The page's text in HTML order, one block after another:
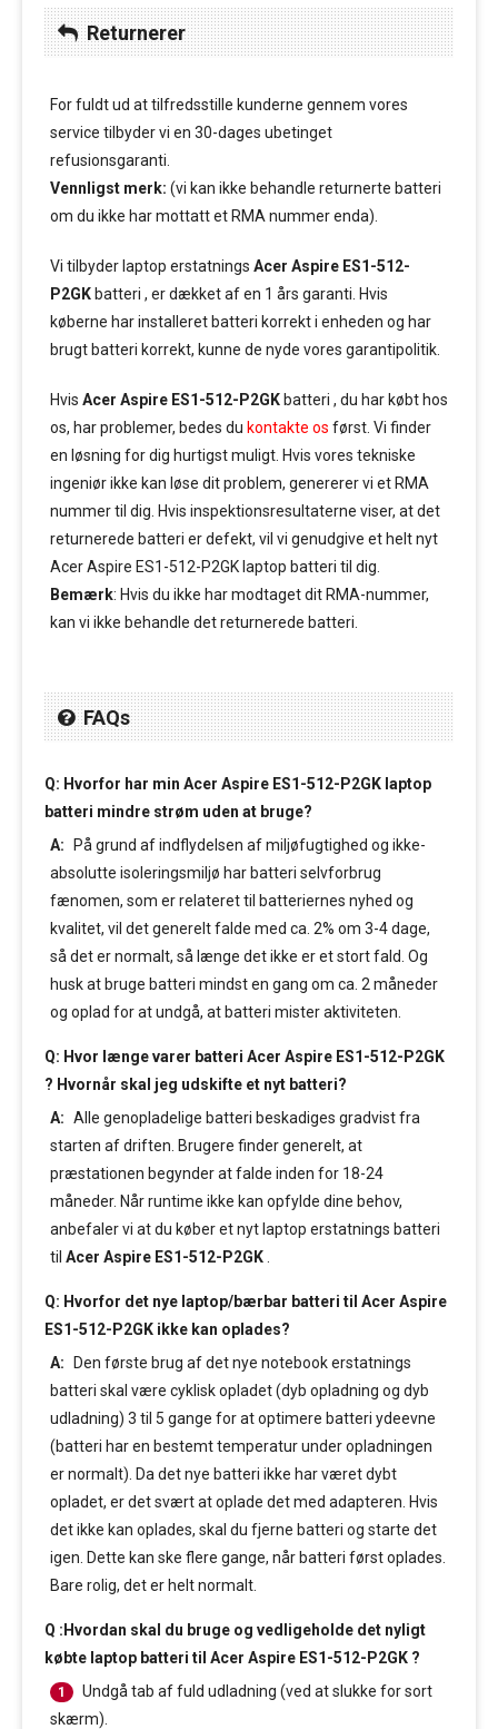
Returnerer
For fuldt ud at tilfredsstille kunderne gennem vores
service tilbyder vi en 30-dages ubetinget
refusionsgaranti.
Vennligst merk: (vi kan ikke behandle returnerte batteri
om du ikke har mottatt et RMA nummer enda).
Vi tilbyder laptop erstatnings Acer Aspire ES1-512-
P2GK batteri , er dækket af en 1 års garanti. Hvis
køberne har installeret batteri korrekt i enheden og har
brugt batteri korrekt, kunne de nyde vores garantipolitik.
Hvis Acer Aspire ES1-512-P2GK batteri , du har købt hos
os, har problemer, bedes du kontakte os først. Vi finder
en løsning for dig hurtigst muligt. Hvis vores tekniske
ingeniør ikke kan løse dit problem, genererer vi et RMA
nummer til dig. Hvis inspektionsresultaterne viser, at det
returnerede batteri er defekt, vil vi genudgive et helt nyt
Acer Aspire ES1-512-P2GK laptop batteri til dig.
Bemærk: Hvis du ikke har modtaget dit RMA-nummer,
kan vi ikke behandle det returnerede batteri.
FAQs
Q: Hvorfor har min Acer Aspire ES1-512-P2GK laptop
batteri mindre strøm uden at bruge?
A:
På grund af indflydelsen af miljøfugtighed og ikke-
absolutte isoleringsmiljø har batteri selvforbrug
fænomen, som er relateret til batteriernes nyhed og
kvalitet, vil det generelt falde med ca. 2% om 3-4 dage,
så det er normalt, så længe det ikke er et stort fald. Og
husk at bruge batteri mindst en gang om ca. 2 måneder
og oplad for at undgå, at batteri mister aktiviteten.
Q: Hvor længe varer batteri Acer Aspire ES1-512-P2GK
? Hvornår skal jeg udskifte et nyt batteri?
A: Alle genopladelige batteri beskadiges gradvist fra
starten af driften. Brugere finder generelt, at
præstationen begynder at falde inden for 18-24
måneder. Når runtime ikke kan opfylde dine behov,
anbefaler vi at du køber et nyt laptop erstatnings batteri
til Acer Aspire ES1-512-P2GK
Q: Hvorfor det nye laptop/bærbar batteri til Acer Aspire
ES1-512-P2GK ikke kan oplades?
A:
Den første brug af det nye notebook erstatnings
batteri skal være cyklisk opladet (dyb opladning og dyb
udladning) 3 til 5 gange for at optimere batteri ydeevne
(batteri har en bestemt temperatur under opladningen
er normalt). Da det nye batteri ikke har været dybt
opladet, er det svært at oplade det med adapteren. Hvis
det ikke kan oplades, skal du fjerne batteri og starte det
igen. Dette kan ske flere gange, når batteri først oplades.
Bare rolig, det er helt normalt.
Q :Hvordan skal du bruge og vedligeholde det nyligt
købte laptop batteri til Acer Aspire ES1-512-P2GK ?
1
Undgå tab af fuld udladning (ved at slukke for sort
skærm).